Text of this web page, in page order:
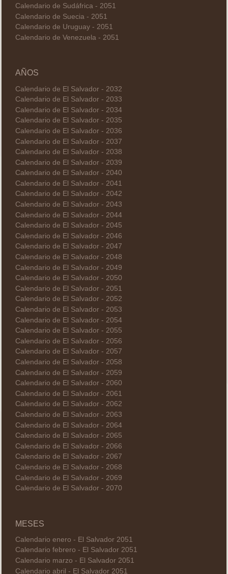
Calendario de Sudáfrica - 2051
Calendario de Suecia - 2051
Calendario de Uruguay - 2051
Calendario de Venezuela - 2051
AÑOS
Calendario de El Salvador - 2032
Calendario de El Salvador - 2033
Calendario de El Salvador - 2034
Calendario de El Salvador - 2035
Calendario de El Salvador - 2036
Calendario de El Salvador - 2037
Calendario de El Salvador - 2038
Calendario de El Salvador - 2039
Calendario de El Salvador - 2040
Calendario de El Salvador - 2041
Calendario de El Salvador - 2042
Calendario de El Salvador - 2043
Calendario de El Salvador - 2044
Calendario de El Salvador - 2045
Calendario de El Salvador - 2046
Calendario de El Salvador - 2047
Calendario de El Salvador - 2048
Calendario de El Salvador - 2049
Calendario de El Salvador - 2050
Calendario de El Salvador - 2051
Calendario de El Salvador - 2052
Calendario de El Salvador - 2053
Calendario de El Salvador - 2054
Calendario de El Salvador - 2055
Calendario de El Salvador - 2056
Calendario de El Salvador - 2057
Calendario de El Salvador - 2058
Calendario de El Salvador - 2059
Calendario de El Salvador - 2060
Calendario de El Salvador - 2061
Calendario de El Salvador - 2062
Calendario de El Salvador - 2063
Calendario de El Salvador - 2064
Calendario de El Salvador - 2065
Calendario de El Salvador - 2066
Calendario de El Salvador - 2067
Calendario de El Salvador - 2068
Calendario de El Salvador - 2069
Calendario de El Salvador - 2070
MESES
Calendario enero - El Salvador 2051
Calendario febrero - El Salvador 2051
Calendario marzo - El Salvador 2051
Calendario abril - El Salvador 2051